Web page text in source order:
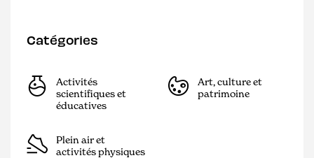
Catégories
Activités
scientifiques et
éducatives
Art, culture et
patrimoine
Plein air et
activités physiques